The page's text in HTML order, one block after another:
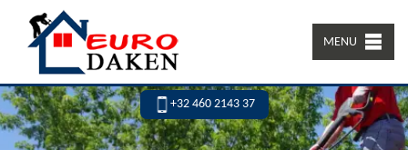
MENU
+32 460 2143 37